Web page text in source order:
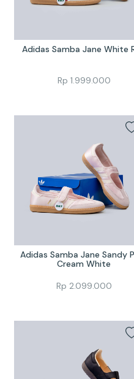
Adidas Samba Jane White
Rp 1.999.000
Adidas Samba Jane Sandy
Cream White
Rp 2.099.000